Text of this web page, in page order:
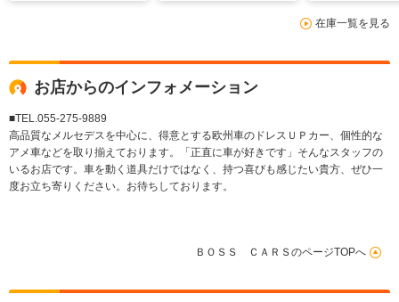
在庫一覧を見る
お店からのインフォメーション
■TEL.055-275-9889
高品質なメルセデスを中心に、得意とする欧州車のドレスＵＰカー、個性的な
アメ車などを取り揃えております。「正直に車が好きです」そんなスタッフの
いるお店です。車を動く道具だけではなく、持つ喜びも感じたい貴方、ぜひ一
度お立ち寄りください。お待ちしております。
ＢＯＳＳ ＣＡＲＳのページTOPへ